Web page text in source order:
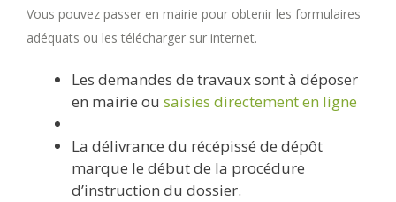
Vous pouvez passer en mairie pour obtenir les formulaires
adéquats ou les télécharger sur internet.
Les demandes de travaux sont à déposer
en mairie ou saisies directement en ligne
La délivrance du récépissé de dépôt
marque le début de la procédure
d’instruction du dossier.